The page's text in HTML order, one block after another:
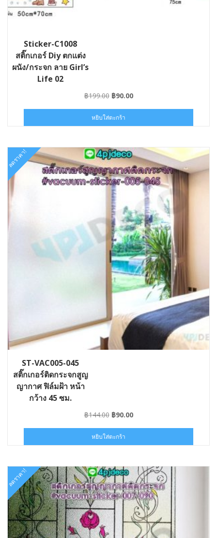
Sticker-C1008
สติ๊กเกอร์ Diy ตกแต่ง
ผนัง/กระจก ลาย Girl’s
Life 02
฿199.00 Original
was:
฿199.00.
฿90.00Current
฿90.00.
หยิบใส่ตะกร้า
ลดราคา!
ST-VAC005-045
สติ๊กเกอร์ติดกระจกสูญ
ญากาศ ฟิล์มฝ้า หน้า
กว้าง 45 ซม.
฿144.00 Original
was:
฿144.00.
฿90.00Current
฿90.00.
หยิบใส่ตะกร้า
ลดราคา!